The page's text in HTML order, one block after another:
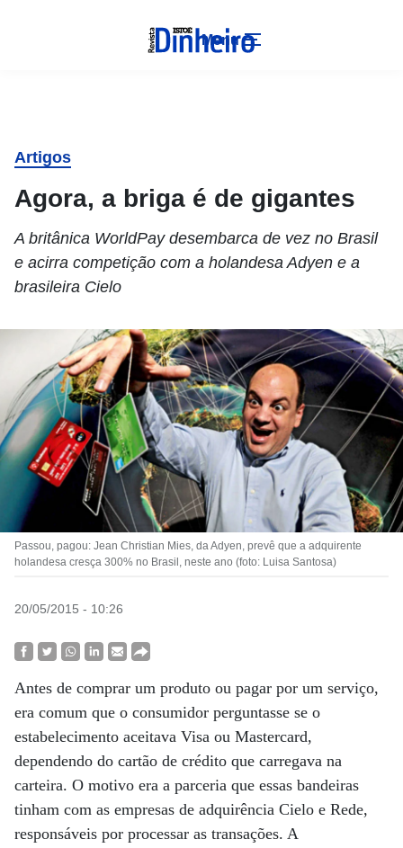
Menu
Artigos
Agora, a briga é de gigantes
A britânica WorldPay desembarca de vez no Brasil
e acirra competição com a holandesa Adyen e a
brasileira Cielo
Passou, pagou: Jean Christian Mies, da Adyen, prevê que a adquirente
holandesa cresça 300% no Brasil, neste ano (foto: Luisa Santosa)
20/05/2015 - 10:26
Antes de comprar um produto ou pagar por um serviço,
era comum que o consumidor perguntasse se o
estabelecimento aceitava Visa ou Mastercard,
dependendo do cartão de crédito que carregava na
carteira. O motivo era a parceria que essas bandeiras
tinham com as empresas de adquirência Cielo e Rede,
responsáveis por processar as transações. A